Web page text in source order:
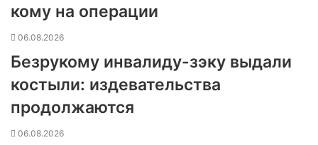
кому на операции
06.08.2026
Безрукому инвалиду-зэку выдали
костыли: издевательства
продолжаются
06.08.2026